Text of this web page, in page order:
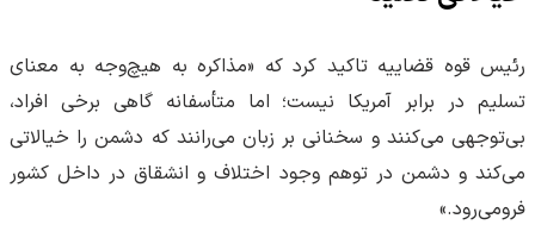
رئیس قوه قضاییه تاکید کرد که «مذاکره به هیچ‌وجه به معنای
تسلیم در برابر آمریکا نیست؛ اما متأسفانه گاهی برخی افراد،
بی‌توجهی می‌کنند و سخنانی بر زبان می‌رانند که دشمن را خیالاتی
می‌کند و دشمن در توهم وجود اختلاف و انشقاق در داخل کشور
فرومی‌رود.»